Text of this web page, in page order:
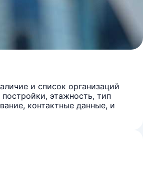
и список организаций
этажность, тип
контактные данные, и